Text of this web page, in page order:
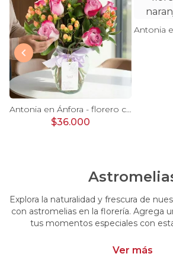
Antonia en Ánfora - florero con 9 rosas lila e hypericum
$36.000
Explora la naturalidad y frescura de
con astromelias en la florería. Agrega
tus momentos especiales con
Ver más